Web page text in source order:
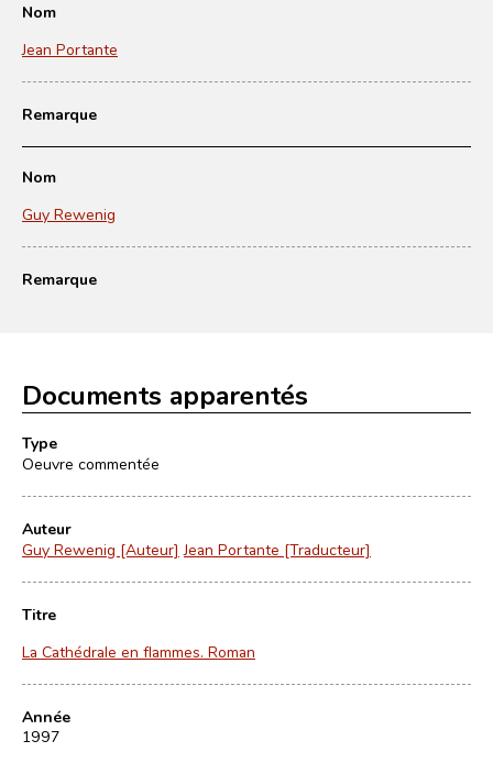
Nom
Jean Portante
Remarque
Nom
Guy Rewenig
Remarque
Documents apparentés
Type
Oeuvre commentée
Auteur
Guy Rewenig [Auteur] Jean Portante [Traducteur]
Titre
La Cathédrale en flammes. Roman
Année
1997